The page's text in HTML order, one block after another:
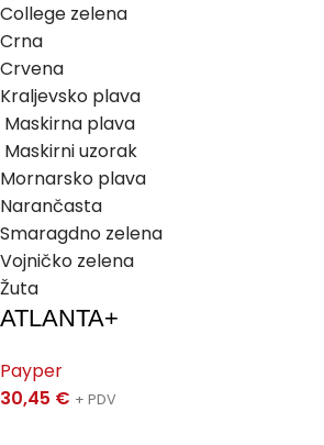
College zelena
Crna
Crvena
Kraljevsko plava
Maskirna plava
Maskirni uzorak
Mornarsko plava
Narančasta
Smaragdno zelena
Vojničko zelena
Žuta
ATLANTA+
Payper
30,45 € + PDV